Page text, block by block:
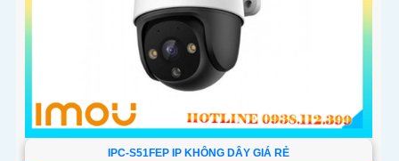
IPC-S51FEP IP KHÔNG DÂY GIÁ RẺ